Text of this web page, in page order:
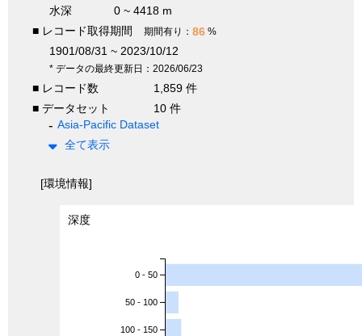
水深
0 ~ 4418 m
■ レコード取得期間
期間有り： 86 %
1901/08/31 ~ 2023/10/12
* データの最終更新日：2026/06/23
■ レコード数
1,859 件
■ データセット
10 件
Asia-Pacific Dataset
全て表示
[環境情報]
深度
0 - 50
50 - 100
100 - 150